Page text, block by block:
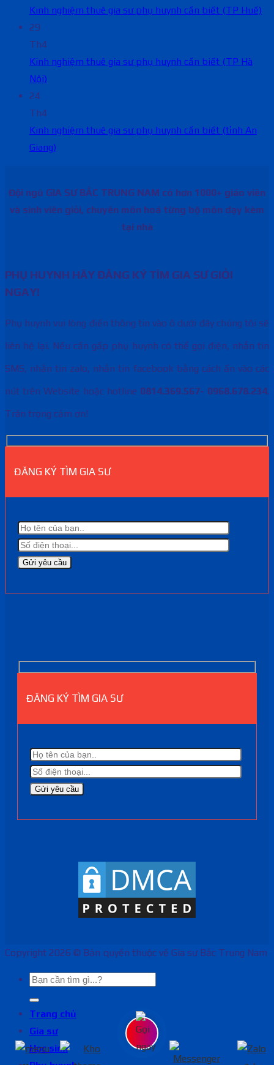
Kinh nghiệm thuê gia sư phụ huynh cần biết (TP Huế)
29
Th4
Kinh nghiệm thuê gia sư phụ huynh cần biết (TP Hà
Nội)
24
Th4
Kinh nghiệm thuê gia sư phụ huynh cần biết (tỉnh An
Giang)
Đội ngũ GIA SƯ BẮC TRUNG NAM có hơn 1000+ giáo viên
và sinh viên giỏi, chuyên môn hoá từng bộ môn dạy kèm
tại nhà
PHỤ HUYNH HÃY ĐĂNG KÝ TÌM GIA SƯ GIỎI
NGAY!
Phụ huynh vui lòng điền thông tin vào ô dưới đây chúng tôi sẽ
liên hệ lại. Nếu cần gấp phụ huynh có thể gọi điện, nhắn tin
SMS, nhắn tin zalo, nhắn tin facebook bằng cách ấn vào các
nút trên Website hoặc hotline 0814.369.567- 0968.678.234.
Trân trọng cảm ơn!
ĐĂNG KÝ TÌM GIA SƯ
ĐĂNG KÝ TÌM GIA SƯ
Copyright 2026 © Bản quyền thuộc về Gia sư Bắc Trung Nam
Trang chủ
Gia sư
Học sinh